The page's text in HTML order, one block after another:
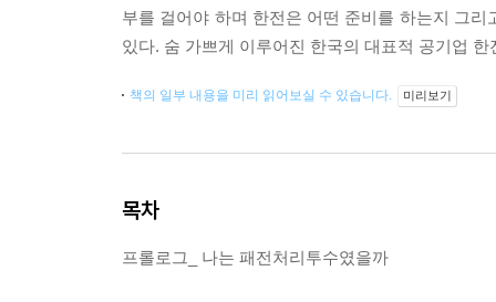
부를 걸어야 하며 한전은 어떤 준비를 하는지 그
있다. 숨 가쁘게 이루어진 한국의 대표적 공기업
책의 일부 내용을 미리 읽어보실 수 있습니다. 미리보기
목차
프롤로그_ 나는 패전처리투수였을까